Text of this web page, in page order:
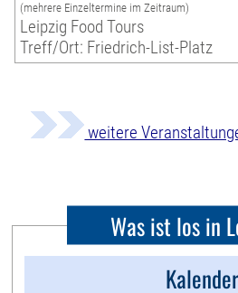
(mehrere Einzeltermine im Zeitraum)
Leipzig Food Tours
Treff/Ort: Friedrich-List-Platz
weitere
Was ist los in
Kalender